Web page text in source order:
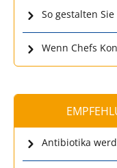
So gestalten
Wenn Chefs
Antibiotika